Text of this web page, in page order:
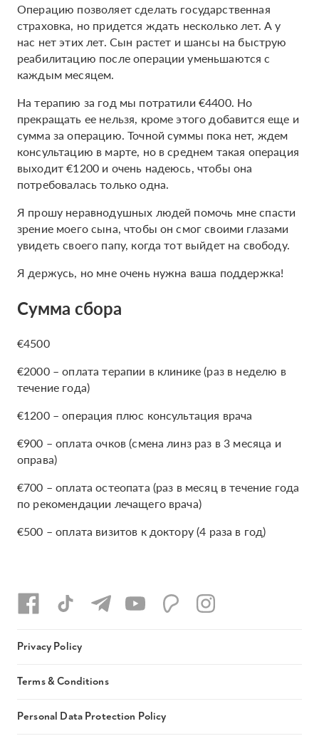
Операцию позволяет сделать государственная
страховка, но придется ждать несколько лет. А у
нас нет этих лет. Сын растет и шансы на быструю
реабилитацию после операции уменьшаются с
каждым месяцем.
На терапию за год мы потратили €4400. Но
прекращать ее нельзя, кроме этого добавится еще и
сумма за операцию. Точной суммы пока нет, ждем
консультацию в марте, но в среднем такая операция
выходит €1200 и очень надеюсь, чтобы она
потребовалась только одна.
Я прошу неравнодушных людей помочь мне спасти
зрение моего сына, чтобы он смог своими глазами
увидеть своего папу, когда тот выйдет на свободу.
Я держусь, но мне очень нужна ваша поддержка!
Сумма сбора
€4500
€2000 – оплата терапии в клинике (раз в неделю в
течение года)
€1200 – операция плюс консультация врача
€900 – оплата очков (смена линз раз в 3 месяца и
оправа)
€700 – оплата остеопата (раз в месяц в течение года
по рекомендации лечащего врача)
€500 – оплата визитов к доктору (4 раза в год)
Privacy Policy
Terms & Conditions
Personal Data Protection Policy